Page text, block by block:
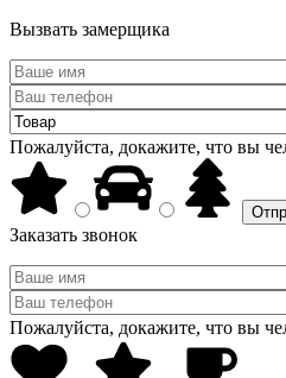
Вызвать замерщика
Пожалуйста, докажите, что вы
Заказать звонок
Пожалуйста, докажите, что вы